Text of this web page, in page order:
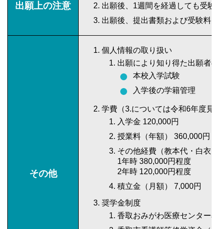
出願上の注意
出願後、1週間を経過しても受
出願後、提出書類および受験料
その他
個人情報の取り扱い
出願により知り得た出願者
本校入学試験
入学後の学籍管理
学費（3.については令和6年度見
入学金 120,000円
授業料（年額） 360,000円
その他経費（教本代・白衣
1年時 380,000円程度
2年時 120,000円程度
積立金（月額） 7,000円
奨学金制度
香取おみがわ医療センター